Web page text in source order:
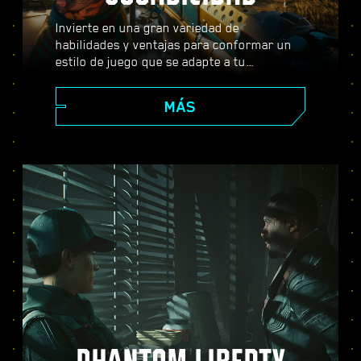
Invierte en una gran variedad de
habilidades y ventajas para conformar un
estilo de juego que se adapte a tu
hackeo e implantes corporales que se
pueden subir de nivel para convertirte en el
mejor mercenario de la ciudad. Entabla
enemigos desde lejos o infíltrate con sigilo
en lugares fuertemente vigilados.
MÁS